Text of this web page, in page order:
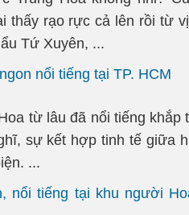
thấy rạo rực cả lên rồi từ
Tứ Xuyên, ...
nổi tiếng tại TP. HCM
từ lâu đã nổi tiếng khắp
sự kết hợp tinh tế giữa
...
nổi tiếng tại khu người